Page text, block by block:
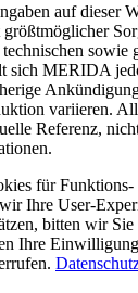
auf dieser
sowie
sich MERIDA
variieren.
Referenz,
für
Ihre User-
bitten wir
Ihre